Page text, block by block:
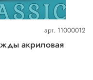
арт. 11000012
акриловая